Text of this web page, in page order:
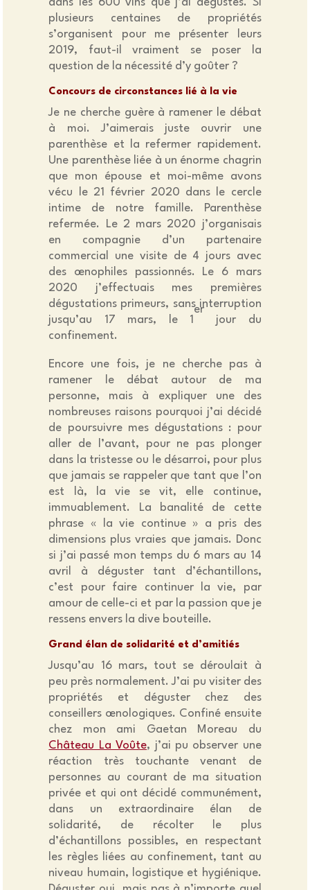
plusieurs centaines de propriétés
s’organisent pour me présenter leurs
2019, faut-il vraiment se poser la
question de la nécessité d’y goûter ?
Concours de circonstances lié à la vie
Je ne cherche guère à ramener le débat
à moi. J’aimerais juste ouvrir une
parenthèse et la refermer rapidement.
Une parenthèse liée à un énorme chagrin
que mon épouse et moi-même avons
vécu le 21 février 2020 dans le cercle
intime de notre famille. Parenthèse
refermée. Le 2 mars 2020 j’organisais
en compagnie d’un partenaire
commercial une visite de 4 jours avec
des œnophiles passionnés. Le 6 mars
2020 j’effectuais mes premières
dégustations primeurs, sans interruption
jusqu’au 17 mars, le 1
er
jour du
confinement.
Encore une fois, je ne cherche pas à
ramener le débat autour de ma
personne, mais à expliquer une des
nombreuses raisons pourquoi j’ai décidé
de poursuivre mes dégustations : pour
aller de l’avant, pour ne pas plonger
dans la tristesse ou le désarroi, pour plus
que jamais se rappeler que tant que l’on
est là, la vie se vit, elle continue,
immuablement. La banalité de cette
phrase « la vie continue » a pris des
dimensions plus vraies que jamais. Donc
si j’ai passé mon temps du 6 mars au 14
avril à déguster tant d’échantillons,
c’est pour faire continuer la vie, par
amour de celle-ci et par la passion que je
ressens envers la dive bouteille.
Grand élan de solidarité et d’amitiés
Jusqu’au 16 mars, tout se déroulait à
peu près normalement. J’ai pu visiter des
propriétés et déguster chez des
conseillers œnologiques. Confiné ensuite
chez mon ami Gaetan Moreau du
Château La Voûte, j’ai pu observer une
réaction très touchante venant de
personnes au courant de ma situation
privée et qui ont décidé communément,
dans un extraordinaire élan de
solidarité, de récolter le plus
d’échantillons possibles, en respectant
les règles liées au confinement, tant au
niveau humain, logistique et hygiénique.